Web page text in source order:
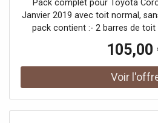
Pack complet pour Toyota
Janvier 2019 avec toit normal,
pack contient :- 2 barres de toit
fixation DLKIT19G permettant
normal :Le toit est "nu", c'est-à-
de point d'ancrage en
longitudinale, aucun point de
l'intérieur du montant de
105,00